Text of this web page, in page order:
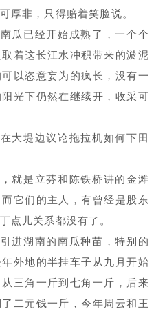
厚非，只得赔着笑脸说。
瓜已经开始成熟了，一个个
着这长江水冲积带来的淤泥
以恣意妄为的疯长，没有一
光下仍然在继续开，收采可
大堤边议论拖拉机如何下田
就是立芬和陈铁桥讲的金滩
它们的主人，有曾经是股东
点儿关系都没有了。
进湖南的南瓜种苗，特别的
外地的半挂车子从九月开始
三角一斤到七角一斤，后来
二元钱一斤，今年周云和王